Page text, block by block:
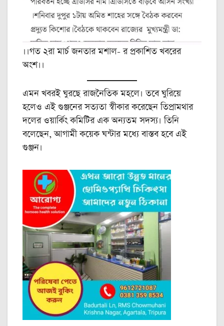
।।গত ২রা মার্চ জনতার মশাল- র প্রকাশিত খবরের
অংশ।।
এমন খবরই ঘুরছে রাজনৈতিক মহলে। তবে ঘুরিয়ে
হলেও এই গুঞ্জনের সত্যতা স্বীকার করেছেন তিপ্রামথার
দলের ওয়ার্কিং কমিটির এক অন্যতম সদস্য। তিনি
বলেছেন, আগামী কয়েক ঘন্টার মধ্যে বাস্তব হবে এই
গুঞ্জন।